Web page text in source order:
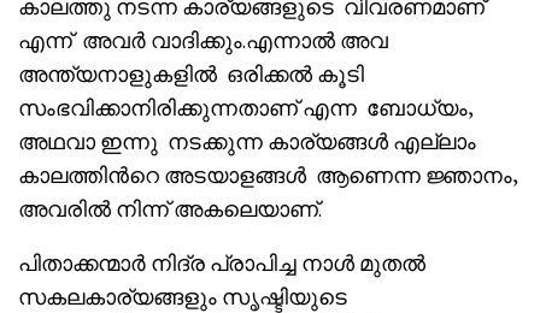
കാലത്തു നടന്ന കാര്യങ്ങളുടെ വിവരണമാണ്
എന്ന് അവർ വാദിക്കും.എന്നാൽ അവ
അന്ത്യനാളുകളിൽ ഒരിക്കൽ കൂടി
സംഭവിക്കാനിരിക്കുന്നതാണ് എന്ന ബോധ്യം,
അഥവാ ഇന്നു നടക്കുന്ന കാര്യങ്ങൾ എല്ലാം
കാലത്തിൻറെ അടയാളങ്ങൾ ആണെന്ന ജ്ഞാനം,
അവരിൽ നിന്ന് അകലെയാണ്.
പിതാക്കന്മാർ നിദ്ര പ്രാപിച്ച നാൾ മുതൽ
സകലകാര്യങ്ങളും സൃഷ്ടിയുടെ